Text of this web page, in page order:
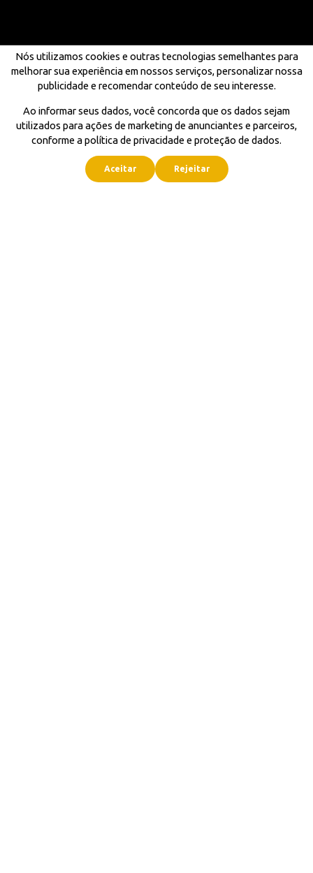
Nós utilizamos cookies e outras tecnologias semelhantes para
melhorar sua experiência em nossos serviços, personalizar nossa
publicidade e recomendar conteúdo de seu interesse.
Ao informar seus dados, você concorda que os dados sejam
utilizados para ações de marketing de anunciantes e parceiros,
conforme a política de privacidade e proteção de dados.
Aceitar Rejeitar